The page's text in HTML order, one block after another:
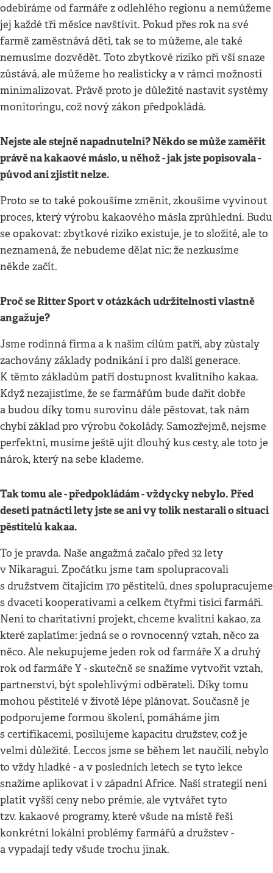
odebíráme od farmáře z odlehlého regionu a nemůžeme
jej každé tři měsíce navštívit. Pokud přes rok na své
farmě zaměstnává děti, tak se to můžeme, ale také
nemusíme dozvědět. Toto zbytkové riziko při vší snaze
zůstává, ale můžeme ho realisticky a v rámci možností
minimalizovat. Právě proto je důležité nastavit systémy
monitoringu, což nový zákon předpokládá.
Nejste ale stejně napadnutelní? Někdo se může zaměřit
právě na kakaové máslo, u něhož - jak jste popisovala -
původ ani zjistit nelze.
Proto se to také pokoušíme změnit, zkoušíme vyvinout
proces, který výrobu kakaového másla zprůhlední. Budu
se opakovat: zbytkové riziko existuje, je to složité, ale to
neznamená, že nebudeme dělat nic; že nezkusíme
někde začít.
Proč se Ritter Sport v otázkách udržitelnosti vlastně
angažuje?
Jsme rodinná firma a k našim cílům patří, aby zůstaly
zachovány základy podnikání i pro další generace.
K těmto základům patří dostupnost kvalitního kakaa.
Když nezajistíme, že se farmářům bude dařit dobře
a budou díky tomu surovinu dále pěstovat, tak nám
chybí základ pro výrobu čokolády. Samozřejmě, nejsme
perfektní, musíme ještě ujít dlouhý kus cesty, ale toto je
nárok, který na sebe klademe.
Tak tomu ale - předpokládám - vždycky nebylo. Před
deseti patnácti lety jste se ani vy tolik nestarali o situaci
pěstitelů kakaa.
To je pravda. Naše angažmá začalo před 32 lety
v Nikaragui. Zpočátku jsme tam spolupracovali
s družstvem čítajícím 170 pěstitelů, dnes spolupracujeme
s dvaceti kooperativami a celkem čtyřmi tisíci farmáři.
Není to charitativní projekt, chceme kvalitní kakao, za
které zaplatíme: jedná se o rovnocenný vztah, něco za
něco. Ale nekupujeme jeden rok od farmáře X a druhý
rok od farmáře Y - skutečně se snažíme vytvořit vztah,
partnerství, být spolehlivými odběrateli. Díky tomu
mohou pěstitelé v životě lépe plánovat. Současně je
podporujeme formou školení, pomáháme jim
s certifikacemi, posilujeme kapacitu družstev, což je
velmi důležité. Leccos jsme se během let naučili, nebylo
to vždy hladké - a v posledních letech se tyto lekce
snažíme aplikovat i v západní Africe. Naší strategií není
platit vyšší ceny nebo prémie, ale vytvářet tyto
tzv. kakaové programy, které všude na místě řeší
konkrétní lokální problémy farmářů a družstev -
a vypadají tedy všude trochu jinak.